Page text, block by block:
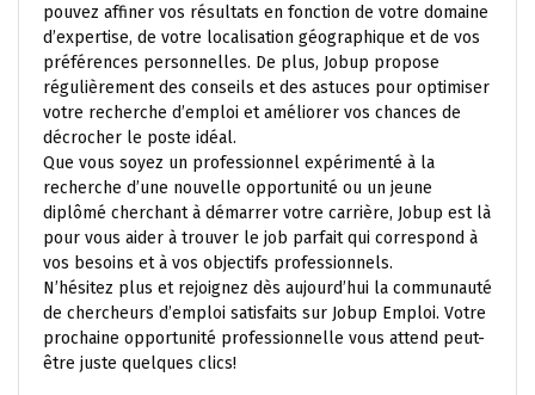
pouvez affiner vos résultats en fonction de votre domaine
d’expertise, de votre localisation géographique et de vos
préférences personnelles. De plus, Jobup propose
régulièrement des conseils et des astuces pour optimiser
votre recherche d’emploi et améliorer vos chances de
décrocher le poste idéal.
Que vous soyez un professionnel expérimenté à la
recherche d’une nouvelle opportunité ou un jeune
diplômé cherchant à démarrer votre carrière, Jobup est là
pour vous aider à trouver le job parfait qui correspond à
vos besoins et à vos objectifs professionnels.
N’hésitez plus et rejoignez dès aujourd’hui la communauté
de chercheurs d’emploi satisfaits sur Jobup Emploi. Votre
prochaine opportunité professionnelle vous attend peut-
être juste quelques clics!